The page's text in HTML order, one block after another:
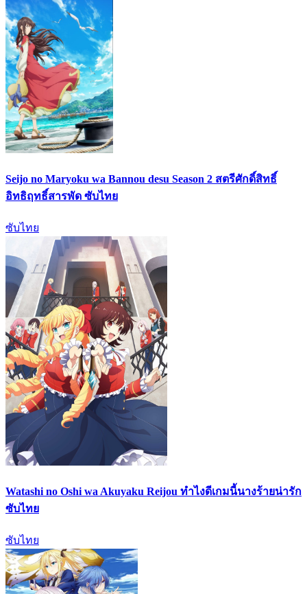
Seijo no Maryoku wa Bannou desu Season 2 สตรีศักดิ์สิทธิ์
อิทธิฤทธิ์สารพัด ซับไทย
ซับไทย
Watashi no Oshi wa Akuyaku Reijou ทำไงดีเกมนี้นางร้ายน่ารัก
ซับไทย
ซับไทย